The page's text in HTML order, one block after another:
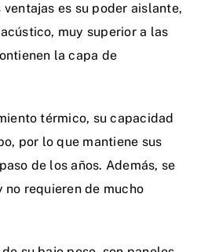
es su poder aislante,
muy superior a las
la capa de
térmico, su capacidad
por lo que mantiene sus
de los años. Además, se
requieren de mucho